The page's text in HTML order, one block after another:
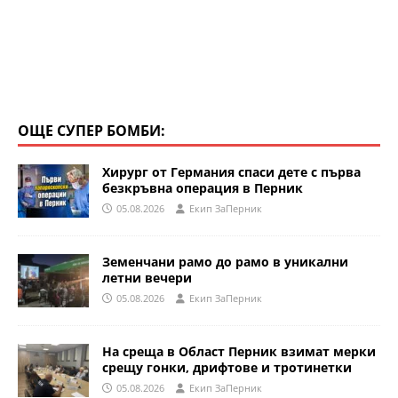
ОЩЕ СУПЕР БОМБИ:
Хирург от Германия спаси дете с първа
безкръвна операция в Перник
05.08.2026 Eкип ЗаПерник
Земенчани рамо до рамо в уникални
летни вечери
05.08.2026 Eкип ЗаПерник
На среща в Област Перник взимат мерки
срещу гонки, дрифтове и тротинетки
05.08.2026 Eкип ЗаПерник